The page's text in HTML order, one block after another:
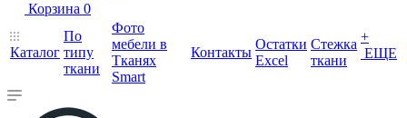
Корзина 0
Каталог
По
типу
ткани
Фото
мебели в
Тканях
Smart
Контакты
Остатки
Excel
Стежка
ткани
+
ЕЩЕ